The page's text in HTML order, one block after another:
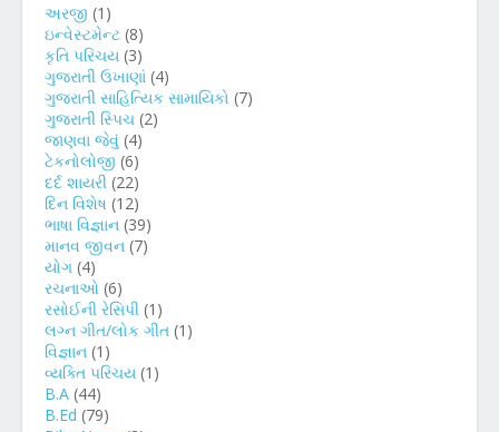
અરજી (1)
ઇન્વેસ્ટમેન્ટ (8)
કૃતિ પરિચય (3)
ગુજરાતી ઉખાણાં (4)
ગુજરાતી સાહિત્યિક સામાયિકો (7)
ગુજરાતી સ્પિચ (2)
જાણવા જેવું (4)
ટેકનોલોજી (6)
દર્દ શાયરી (22)
દિન વિશેષ (12)
ભાષા વિજ્ઞાન (39)
માનવ જીવન (7)
યોગ (4)
રચનાઓ (6)
રસોઈની રેસિપી (1)
લગ્ન ગીત/લોક ગીત (1)
વિજ્ઞાન (1)
વ્યક્તિ પરિચય (1)
B.A (44)
B.Ed (79)